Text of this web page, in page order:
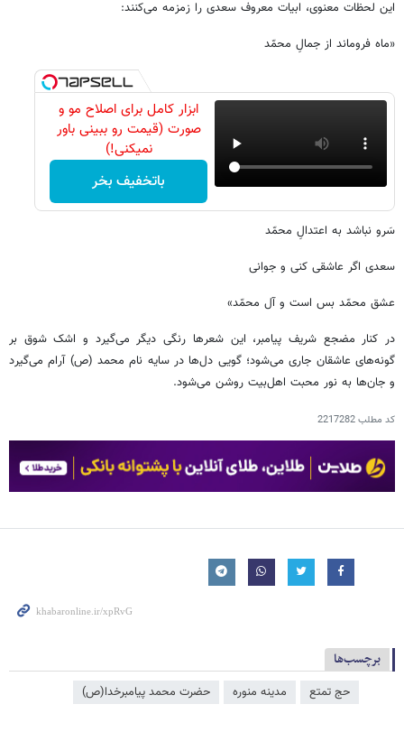
این لحظات معنوی، ابیات معروف سعدی را زمزمه می‌کنند:
«ماه فروماند از جمالِ محمّد
ابزار کامل برای اصلاح مو و
صورت (قیمت رو ببینی باور
نمیکنی!)
باتخفیف بخر
سَرو نباشد به اعتدالِ محمّد
سعدی اگر عاشقی کنی و جوانی
عشق محمّد بس است و آل محمّد»
در کنار مضجع شریف پیامبر، این شعرها رنگی دیگر می‌گیرد و اشک شوق بر
گونه‌های عاشقان جاری می‌شود؛ گویی دل‌ها در سایه نام محمد (ص) آرام می‌گیرد
و جان‌ها به نور محبت اهل‌بیت روشن می‌شود.
کد مطلب2217282
برچسب‌ها
حج تمتع مدینه منوره حضرت محمد پیامبرخدا(ص)